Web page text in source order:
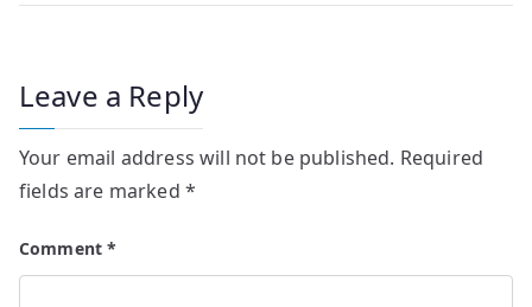
Leave a Reply
Your email address will not be published. Required
fields are marked *
Comment*